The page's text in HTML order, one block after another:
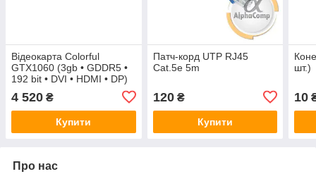
Відеокарта Colorful
GTX1060 (3gb • GDDR5 •
192 bit • DVI • HDMI • DP)
iGame GTX1060 Vulcan U
3G БУ
4 520 ₴
Купити
Патч-корд UTP RJ45
Cat.5e 5m
120₴
Купити
шт.)
10
Про нас